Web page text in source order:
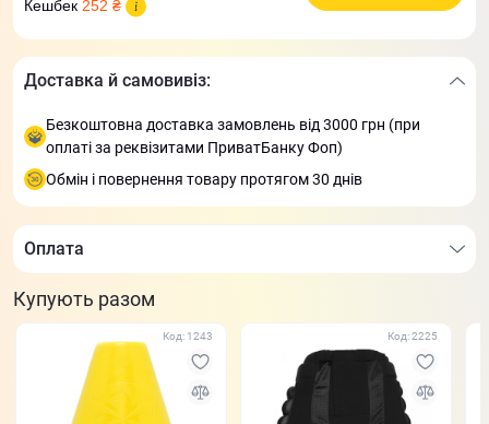
Кешбек 252 ₴
Доставка й самовивіз:
Безкоштовна доставка замовлень від 3000 грн (при
оплаті за реквізитами ПриватБанку Фоп)
Обмін і повернення товару протягом 30 днів
Оплата
Купують разом
Код: 1243 Код: 2225